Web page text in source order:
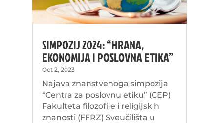
SIMPOZIJ 2024: “HRANA,
EKONOMIJA I POSLOVNA ETIKA”
Oct 2, 2023
Najava znanstvenoga simpozija
“Centra za poslovnu etiku” (CEP)
Fakulteta filozofije i religijskih
znanosti (FFRZ) Sveučilišta u